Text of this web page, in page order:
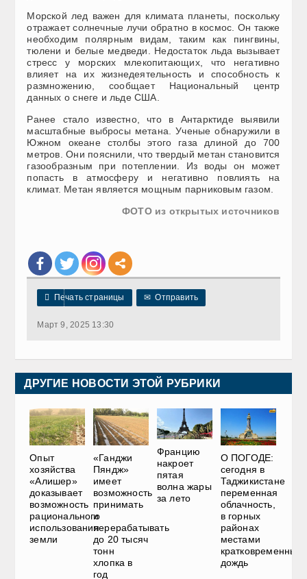
Морской лед важен для климата планеты, поскольку
отражает солнечные лучи обратно в космос. Он также
необходим полярным видам, таким как пингвины,
тюлени и белые медведи. Недостаток льда вызывает
стресс у морских млекопитающих, что негативно
влияет на их жизнедеятельность и способность к
размножению, сообщает Национальный центр
данных о снеге и льде США.
Ранее стало известно, что в Антарктиде выявили
масштабные выбросы метана. Ученые обнаружили в
Южном океане столбы этого газа длиной до 700
метров. Они пояснили, что твердый метан становится
газообразным при потеплении. Из воды он может
попасть в атмосферу и негативно повлиять на
климат. Метан является мощным парниковым газом.
ФОТО из открытых источников
 Печать страницы ✉ Отправить
Март 9, 2025 13:30
ДРУГИЕ НОВОСТИ ЭТОЙ РУБРИКИ
Опыт
хозяйства
«Алишер»
доказывает
возможность
рационального
использования
земли
«Ганджи
Пяндж»
имеет
возможность
принимать
и
перерабатывать
до 20 тысяч
тонн
хлопка в
год
Францию
накроет
пятая
волна жары
за лето
О ПОГОДЕ:
сегодня в
Таджикистане
переменная
облачность,
в горных
районах
местами
кратковременный
дождь